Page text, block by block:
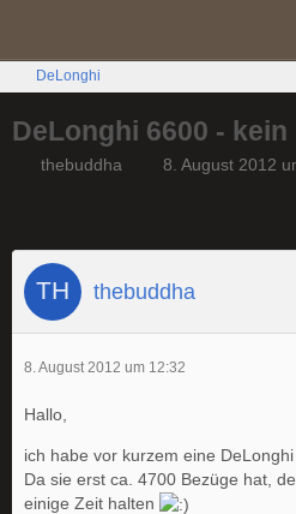
DeLonghi
DeLonghi 6600 -
thebuddha 8. August 2012
thebuddha
8. August 2012 um 12:32
Hallo,
ich habe vor kurzem eine
Da sie erst ca. 4700 Bezüge hat,
einige Zeit halten